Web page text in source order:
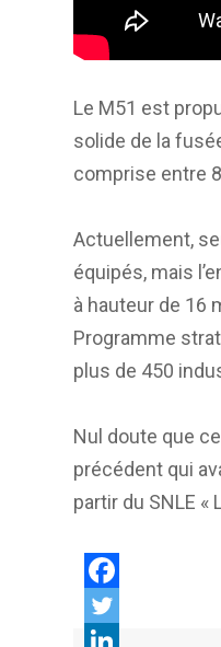
Le M51 est
solide de la
comprise entre
Actuellement,
équipés, mais
à hauteur de 16
Programme
plus de 450
Nul doute que
précédent qui
partir du SNLE «